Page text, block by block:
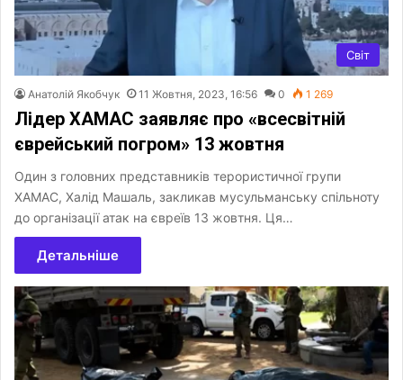
Світ
Анатолій Якобчук 11 Жовтня, 2023, 16:56 0 1 269
Лідер ХАМАС заявляє про «всесвітній
єврейський погром» 13 жовтня
Один з головних представників терористичної групи
ХАМАС, Халід Машаль, закликав мусульманську спільноту
до організації атак на євреїв 13 жовтня. Ця…
Детальніше